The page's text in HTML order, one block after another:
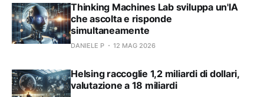
Thinking Machines Lab sviluppa un'IA
che ascolta e risponde
simultaneamente
DANIELE P 12 MAG 2026
Helsing raccoglie 1,2 miliardi di dollari,
valutazione a 18 miliardi